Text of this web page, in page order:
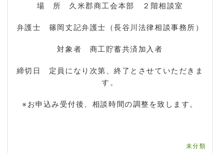
場 所 久米郡商工会本部 ２階相談室
弁護士 篠岡丈記弁護士（長谷川法律相談事務所）
対象者 商工貯蓄共済加入者
締切日 定員になり次第、終了とさせていただきま
す。
※お申込み受付後、相談時間の調整を致します。
未分類